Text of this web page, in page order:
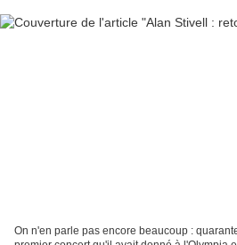
On n'en parle pas encore beaucoup :